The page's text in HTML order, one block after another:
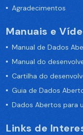
Agradecimentos
Manuais e
Manual de Dados
Manual do
Cartilha do
Guia de Dados
Dados Abertos para
Links de